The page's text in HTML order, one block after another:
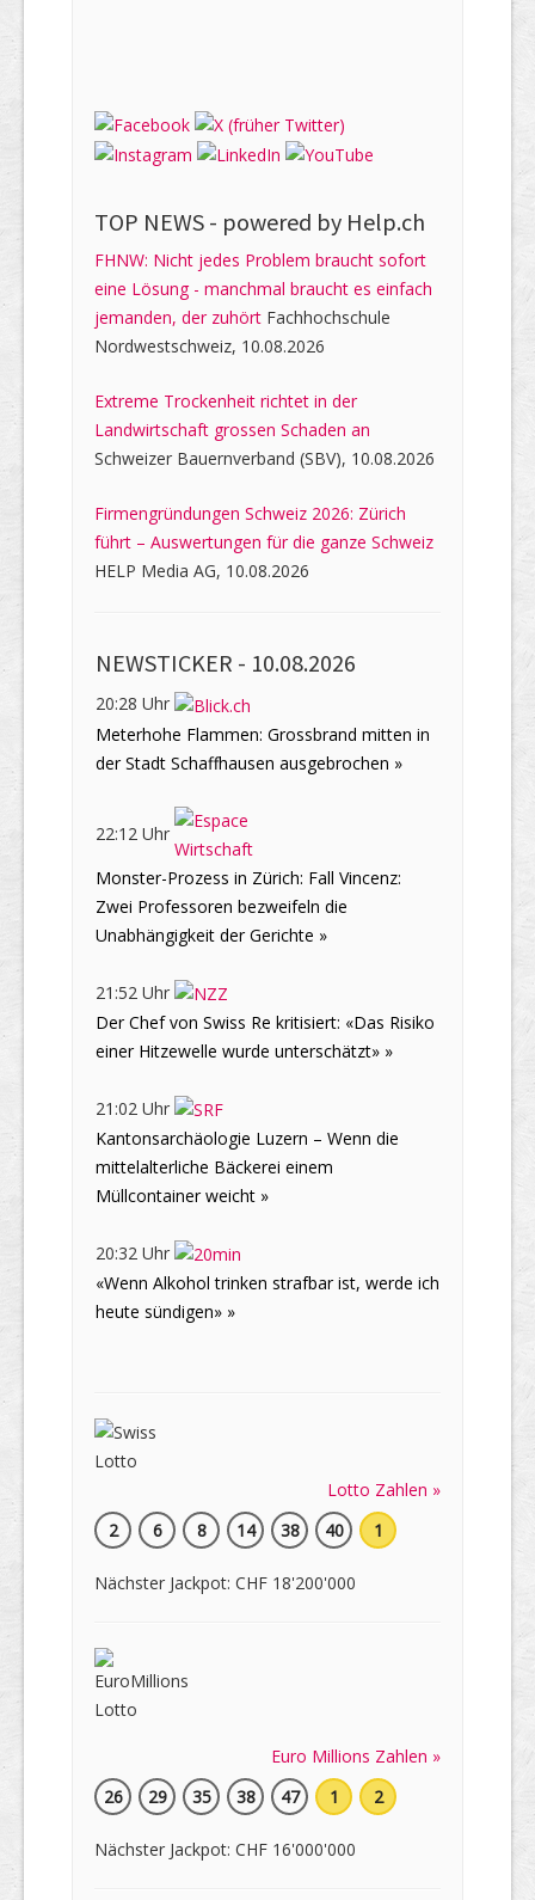
TOP NEWS - powered by Help.ch
FHNW: Nicht jedes Problem braucht sofort
eine Lösung - manchmal braucht es einfach
jemanden, der zuhört Fachhochschule
Nordwestschweiz, 10.08.2026
Extreme Trockenheit richtet in der
Landwirtschaft grossen Schaden an
Schweizer Bauernverband (SBV), 10.08.2026
Firmengründungen Schweiz 2026: Zürich
führt – Auswertungen für die ganze Schweiz
HELP Media AG, 10.08.2026
NEWSTICKER - 10.08.2026
20:28 Uhr
Meterhohe Flammen: Grossbrand mitten in
der Stadt Schaffhausen ausgebrochen »
22:12 Uhr
Monster-Prozess in Zürich: Fall Vincenz:
Zwei Professoren bezweifeln die
Unabhängigkeit der Gerichte »
21:52 Uhr
Der Chef von Swiss Re kritisiert: «Das Risiko
einer Hitzewelle wurde unterschätzt» »
21:02 Uhr
Kantonsarchäologie Luzern – Wenn die
mittelalterliche Bäckerei einem
Müllcontainer weicht »
20:32 Uhr
«Wenn Alkohol trinken strafbar ist, werde ich
heute sündigen» »
Lotto Zahlen »
2
6 8 14 38 40 1
Nächster Jackpot: CHF 18'200'000
Euro Millions Zahlen »
26
29 35 38 47 1 2
Nächster Jackpot: CHF 16'000'000